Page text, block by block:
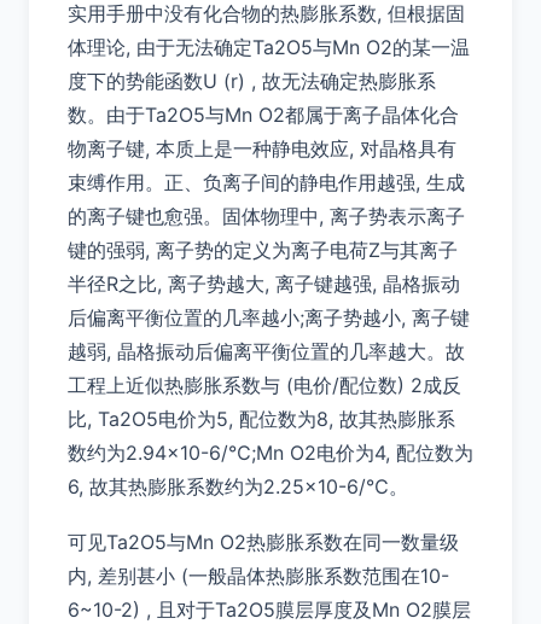
实用手册中没有化合物的热膨胀系数, 但根据固
体理论, 由于无法确定Ta2O5与Mn O2的某一温
度下的势能函数U (r) , 故无法确定热膨胀系
数。由于Ta2O5与Mn O2都属于离子晶体化合
物离子键, 本质上是一种静电效应, 对晶格具有
束缚作用。正、负离子间的静电作用越强, 生成
的离子键也愈强。固体物理中, 离子势表示离子
键的强弱, 离子势的定义为离子电荷Z与其离子
半径R之比, 离子势越大, 离子键越强, 晶格振动
后偏离平衡位置的几率越小;离子势越小, 离子键
越弱, 晶格振动后偏离平衡位置的几率越大。故
工程上近似热膨胀系数与 (电价/配位数) 2成反
比, Ta2O5电价为5, 配位数为8, 故其热膨胀系
数约为2.94×10-6/℃;Mn O2电价为4, 配位数为
6, 故其热膨胀系数约为2.25×10-6/℃。
可见Ta2O5与Mn O2热膨胀系数在同一数量级
内, 差别甚小 (一般晶体热膨胀系数范围在10-
6~10-2) , 且对于Ta2O5膜层厚度及Mn O2膜层